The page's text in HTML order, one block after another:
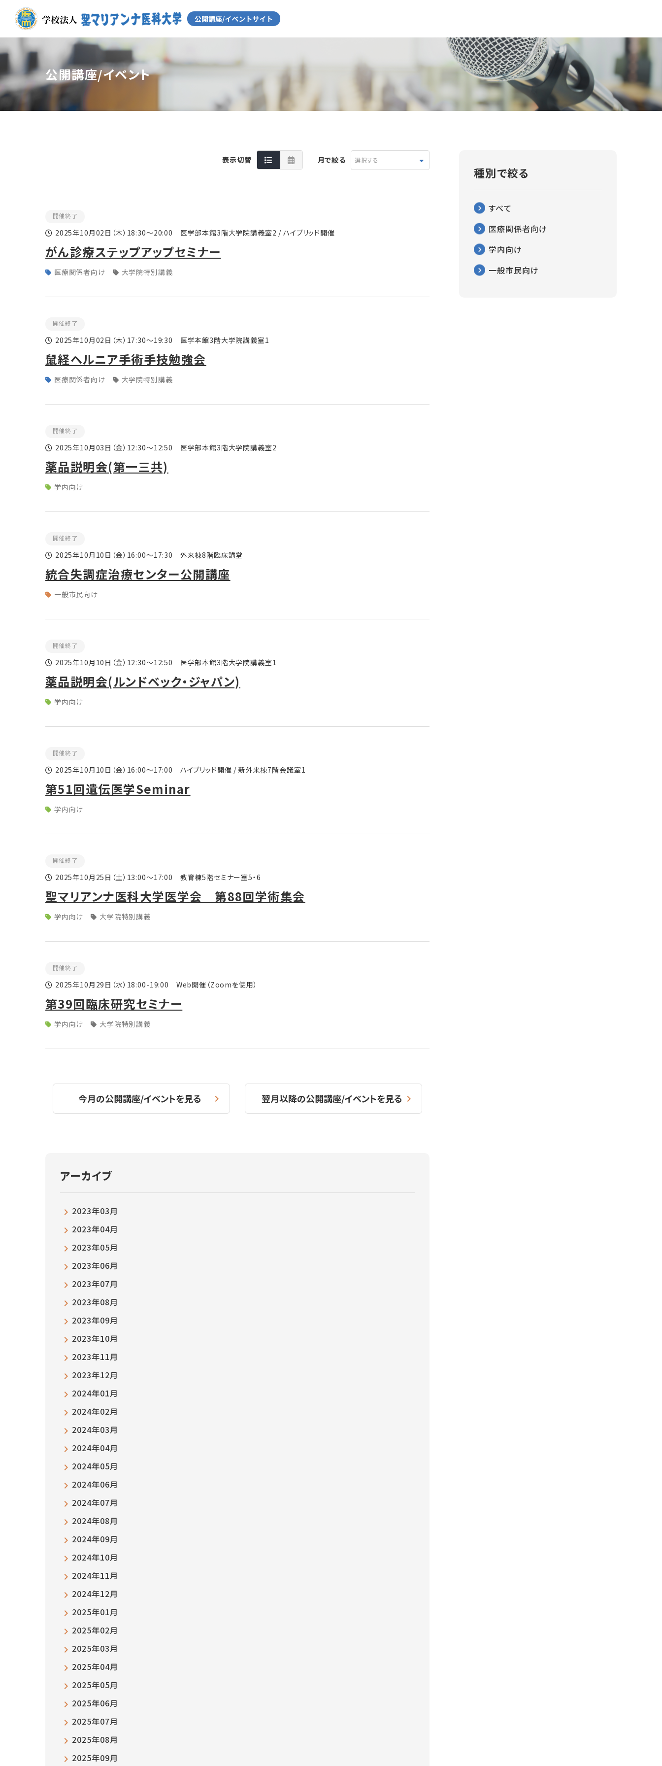
公開講座/イベント
表示切替 月で絞る 選択する
開催終了
2025年10月02日 （木） 18:30～20:00 医学部本館3階大学院講義室2 / ハイブリッド開催
がん診療ステップアップセミナー
医療関係者向け 大学院特別講義
開催終了
2025年10月02日 （木） 17:30～19:30 医学本館3階大学院講義室1
鼠経ヘルニア手術手技勉強会
医療関係者向け 大学院特別講義
開催終了
2025年10月03日 （金） 12:30～12:50 医学部本館3階大学院講義室2
薬品説明会(第一三共)
学内向け
開催終了
2025年10月10日 （金） 16:00～17:30 外来棟8階臨床講堂
統合失調症治療センター公開講座
一般市民向け
開催終了
2025年10月10日 （金） 12:30～12:50 医学部本館3階大学院講義室1
薬品説明会(ルンドベック・ジャパン)
学内向け
開催終了
2025年10月10日 （金） 16:00～17:00 ハイブリッド開催 / 新外来棟7階会議室1
第51回遺伝医学Seminar
学内向け
開催終了
2025年10月25日 （土） 13:00～17:00 教育棟5階セミナー室5・6
聖マリアンナ医科大学医学会 第88回学術集会
学内向け 大学院特別講義
開催終了
2025年10月29日 （水） 18:00-19:00 Web開催（Zoomを使用）
第39回臨床研究セミナー
学内向け 大学院特別講義
今月の公開講座/イベントを見る 翌月以降の公開講座/イベントを見る
アーカイブ
2023年03月
2023年04月
2023年05月
2023年06月
2023年07月
2023年08月
2023年09月
2023年10月
2023年11月
2023年12月
2024年01月
2024年02月
2024年03月
2024年04月
2024年05月
2024年06月
2024年07月
2024年08月
2024年09月
2024年10月
2024年11月
2024年12月
2025年01月
2025年02月
2025年03月
2025年04月
2025年05月
2025年06月
2025年07月
2025年08月
2025年09月
種別で絞る
すべて
医療関係者向け
学内向け
一般市民向け